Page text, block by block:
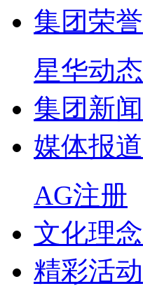
集团荣誉
星华动态
集团新闻
媒体报道
AG注册
文化理念
精彩活动